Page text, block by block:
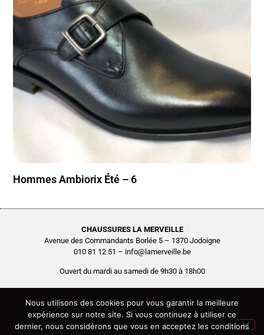
Hommes Ambiorix Été – 6
CHAUSSURES LA MERVEILLE
Avenue des Commandants Borlée 5 – 1370 Jodoigne
010 81 12 51 – info@lamerveille.be
Ouvert du mardi au samedi de 9h30 à 18h00
Chaussures Quertémont SRL
BCE0416.261.048
Copyright © 2026 Chaussures La Merveille – Tous droits réservés
Site réalisé par
Nous utilisons des cookies pour vous garantir la meilleure
expérience sur notre site. Si vous continuez à utiliser ce
dernier, nous considérons que vous en acceptez les conditions